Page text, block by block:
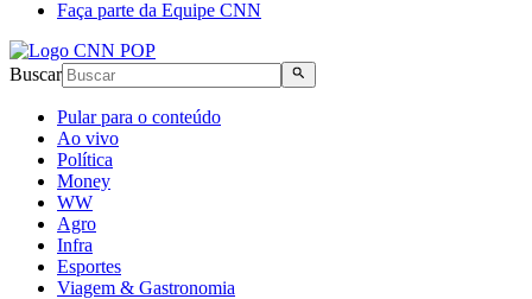
Faça parte da Equipe CNN
Buscar
Pular para o conteúdo
Ao vivo
Política
Money
WW
Agro
Infra
Esportes
Viagem & Gastronomia